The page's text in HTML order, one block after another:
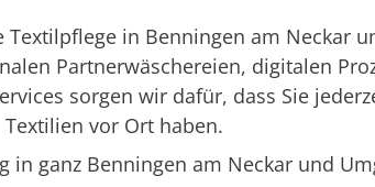
in Benningen am Neckar
Partnerwäschereien, digitalen
sorgen wir dafür, dass Sie
Textilien vor Ort haben.
in ganz Benningen am Neckar und